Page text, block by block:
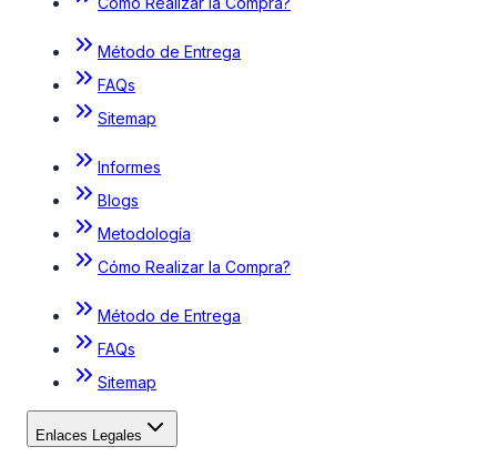
Método de Entrega
FAQs
Sitemap
Informes
Blogs
Metodología
Cómo Realizar la Compra?
Método de Entrega
FAQs
Sitemap
Enlaces Legales